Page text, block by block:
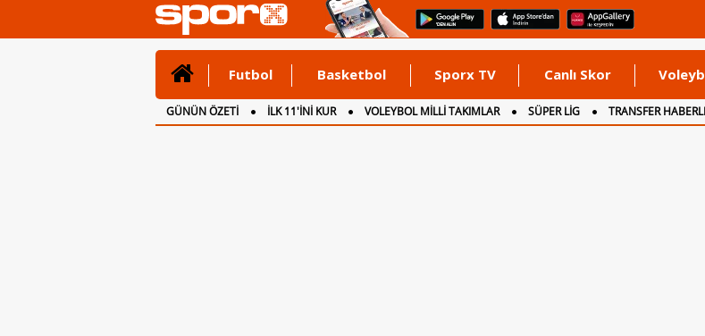
Futbol Basketbol Sporx TV Canlı Skor
GÜNÜN ÖZETİ İLK 11'İNİ KUR VOLEYBOL MİLLİ TAKIMLAR SÜPER LİG TRANSFER
CANLI ANLATIM
İNGİLTERE